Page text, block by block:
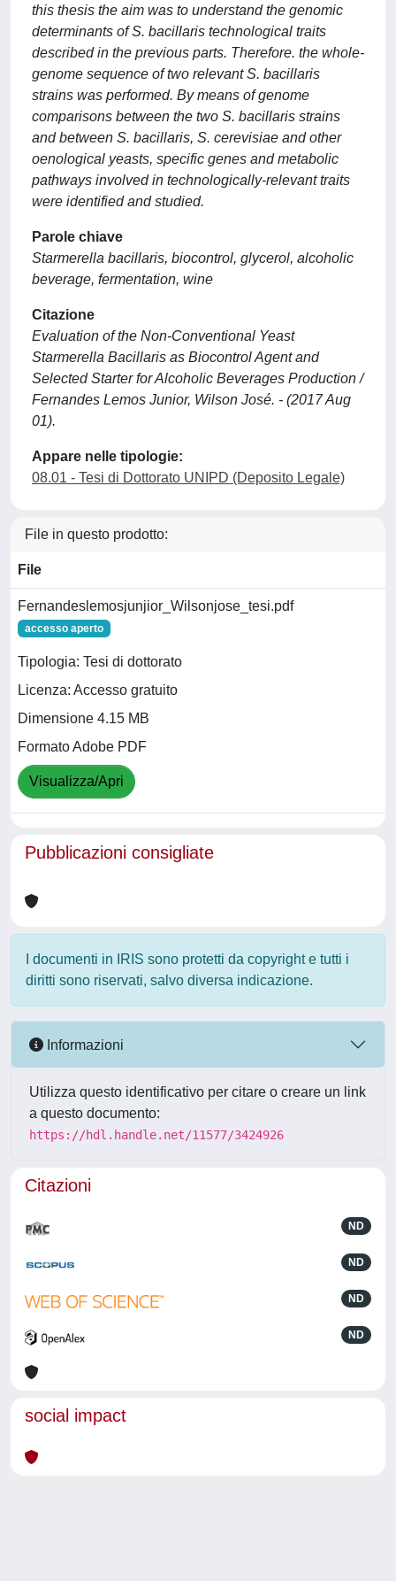
this thesis the aim was to understand the genomic
determinants of S. bacillaris technological traits
described in the previous parts. Therefore. the whole-
genome sequence of two relevant S. bacillaris
strains was performed. By means of genome
comparisons between the two S. bacillaris strains
and between S. bacillaris, S. cerevisiae and other
oenological yeasts, specific genes and metabolic
pathways involved in technologically-relevant traits
were identified and studied.
Parole chiave
Starmerella bacillaris, biocontrol, glycerol, alcoholic
beverage, fermentation, wine
Citazione
Evaluation of the Non-Conventional Yeast
Starmerella Bacillaris as Biocontrol Agent and
Selected Starter for Alcoholic Beverages Production /
Fernandes Lemos Junior, Wilson José. - (2017 Aug
01).
Appare nelle tipologie:
08.01 - Tesi di Dottorato UNIPD (Deposito Legale)
File in questo prodotto:
File
Fernandeslemosjunjior_Wilsonjose_tesi.pdf
accesso aperto
Tipologia: Tesi di dottorato
Licenza: Accesso gratuito
Dimensione 4.15 MB
Formato Adobe PDF
Visualizza/Apri
Pubblicazioni consigliate
I documenti in IRIS sono protetti da copyright e tutti i
diritti sono riservati, salvo diversa indicazione.
Informazioni
Utilizza questo identificativo per citare o creare un link
a questo documento:
https://hdl.handle.net/11577/3424926
Citazioni
ND
ND
ND
ND
social impact